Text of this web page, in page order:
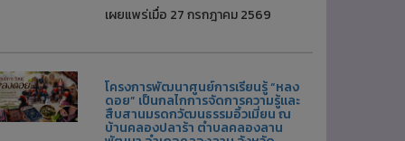
เผยแพร่เมื่อ 27 กรกฎาคม 2569
โครงการพัฒนาศูนย์การเรียนรู้ “หลง
ดอย” เป็นกลไกการจัดการความรู้และ
สืบสานมรดกวัฒนธรรมอิ้วเมี่ยน ณ
บ้านคลองปลาร้า ตำบลคลองลาน